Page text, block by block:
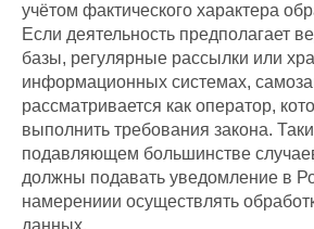
учётом фактического характера
Если деятельность предполагает
базы, регулярные рассылки или
информационных системах,
рассматривается как оператор,
выполнить требования закона.
подавляющем большинстве
должны подавать уведомление в
намерениии осуществлять
данных.